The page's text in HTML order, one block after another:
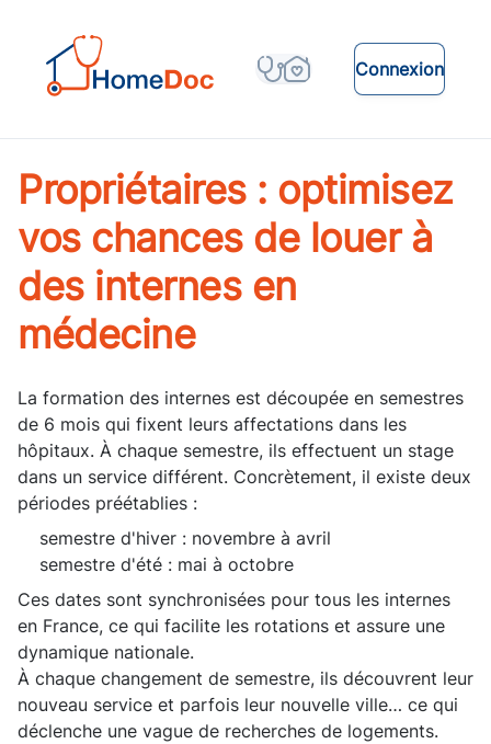
Connexion
Propriétaires : optimisez
vos chances de louer à
des internes en
médecine
La formation des internes est découpée en semestres
de 6 mois qui fixent leurs affectations dans les
hôpitaux. À chaque semestre, ils effectuent un stage
dans un service différent. Concrètement, il existe deux
périodes préétablies :
semestre d'hiver : novembre à avril
semestre d'été : mai à octobre
Ces dates sont synchronisées pour tous les internes
en France, ce qui facilite les rotations et assure une
dynamique nationale.
À chaque changement de semestre, ils découvrent leur
nouveau service et parfois leur nouvelle ville… ce qui
déclenche une vague de recherches de logements.